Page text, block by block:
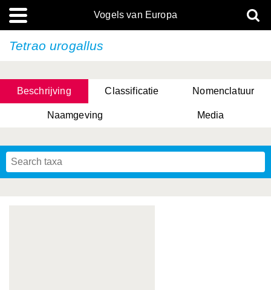
Vogels van Europa
Tetrao urogallus
Beschrijving Classificatie Nomenclatuur
Naamgeving Media